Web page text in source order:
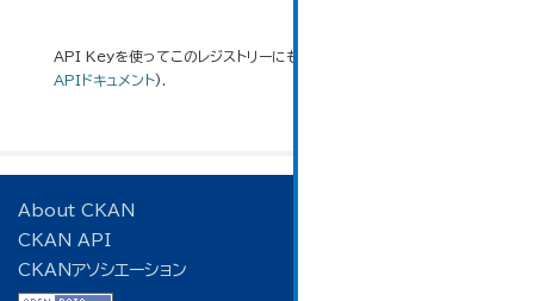
API Keyを使ってこのレジストリーにもアクセス可能です
APIドキュメント).
About CKAN
CKAN API
CKANアソシエーション